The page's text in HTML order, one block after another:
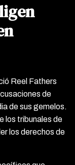
Reel Fathers
de
de sus gemelos.
los tribunales de
los derechos de